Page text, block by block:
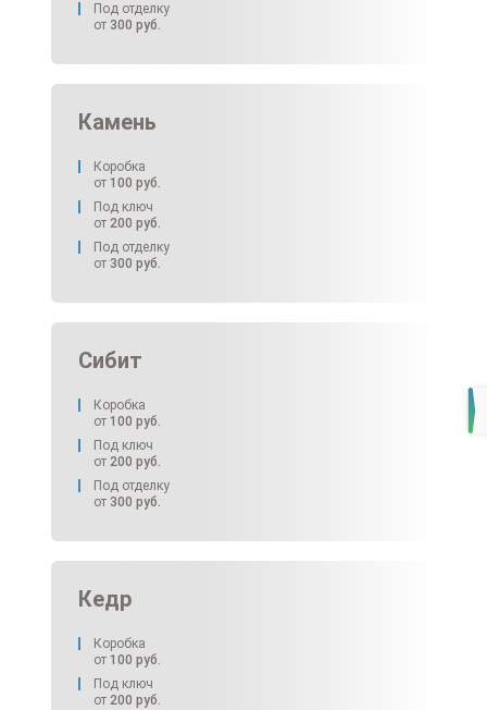
Под отделку
от 300 руб.
Камень
Коробка
от 100 руб.
Под ключ
от 200 руб.
Под отделку
от 300 руб.
Сибит
Коробка
от 100 руб.
Под ключ
от 200 руб.
Под отделку
от 300 руб.
Кедр
Коробка
от 100 руб.
Под ключ
от 200 руб.